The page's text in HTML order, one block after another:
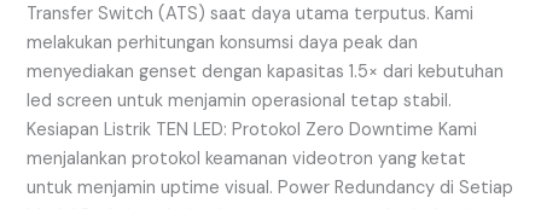
Transfer Switch (ATS) saat daya utama terputus. Kami
melakukan perhitungan konsumsi daya peak dan
menyediakan genset dengan kapasitas 1.5× dari kebutuhan
led screen untuk menjamin operasional tetap stabil.
Kesiapan Listrik TEN LED: Protokol Zero Downtime Kami
menjalankan protokol keamanan videotron yang ketat
untuk menjamin uptime visual. Power Redundancy di Setiap